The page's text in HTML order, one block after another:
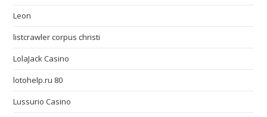
Leon
listcrawler corpus christi
LolaJack Casino
lotohelp.ru 80
Lussurio Casino